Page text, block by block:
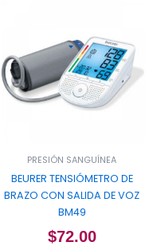
PRESIÓN SANGUÍNEA
BEURER TENSIÓMETRO DE
BRAZO CON SALIDA DE VOZ
BM49
$72.00